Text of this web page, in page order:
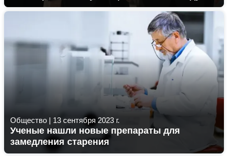
Общество | 13 сентября 2023 г.
Ученые нашли новые препараты для
замедления старения